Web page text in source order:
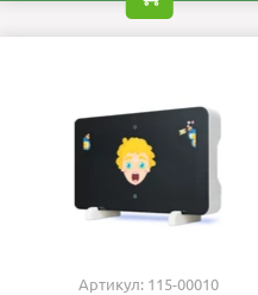
Артикул: 115-00010